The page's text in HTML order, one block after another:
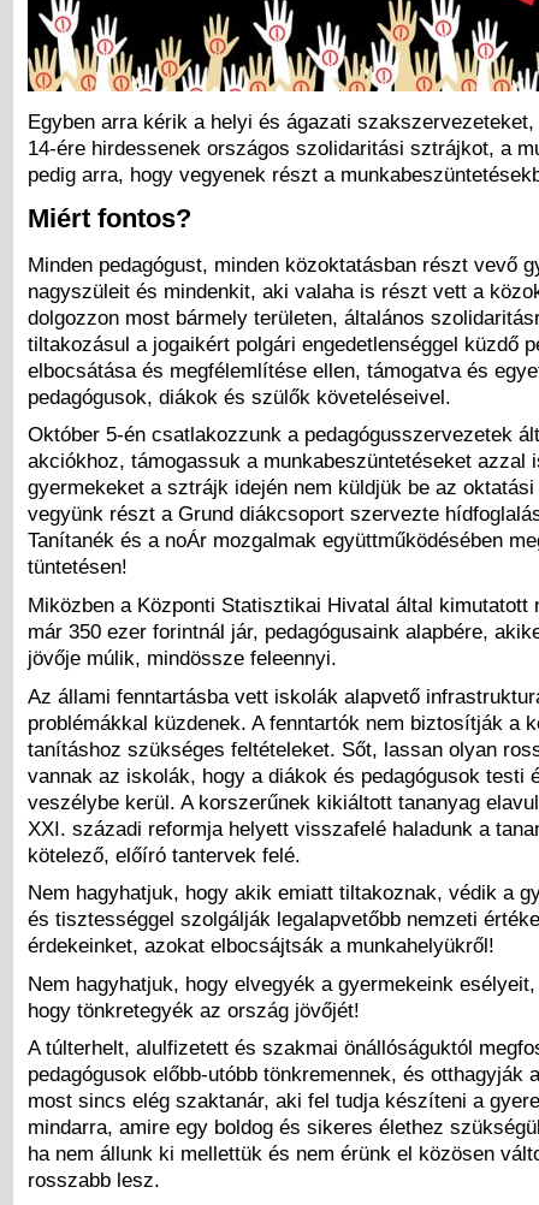
Egyben arra kérik a helyi és ágazati
14-ére hirdessenek országos szolidaritási sztrájkot, a
pedig arra, hogy vegyenek részt a
Miért fontos?
Minden pedagógust, minden közoktatásban részt vevő
nagyszüleit és mindenkit, aki valaha is részt vett a
dolgozzon most bármely területen, általános
tiltakozásul a jogaikért polgári engedetlenséggel küzdő
elbocsátása és megfélemlítése ellen, támogatva és
pedagógusok, diákok és szülők követeléseivel.
Október 5-én csatlakozzunk a pedagógusszervezetek
akciókhoz, támogassuk a munkabeszüntetéseket azzal
gyermekeket a sztrájk idején nem küldjük be az
vegyünk részt a Grund diákcsoport szervezte
Tanítanék és a noÁr mozgalmak együttműködésében
tüntetésen!
Miközben a Központi Statisztikai Hivatal által kimutatott
már 350 ezer forintnál jár, pedagógusaink alapbére,
jövője múlik, mindössze feleennyi.
Az állami fenntartásba vett iskolák alapvető
problémákkal küzdenek. A fenntartók nem biztosítják a
tanításhoz szükséges feltételeket. Sőt, lassan olyan
vannak az iskolák, hogy a diákok és pedagógusok testi
veszélybe kerül. A korszerűnek kikiáltott tananyag
XXI. századi reformja helyett visszafelé haladunk a
kötelező, előíró tantervek felé.
Nem hagyhatjuk, hogy akik emiatt tiltakoznak, védik a
és tisztességgel szolgálják legalapvetőbb nemzeti
érdekeinket, azokat elbocsájtsák a munkahelyükről!
Nem hagyhatjuk, hogy elvegyék a gyermekeink
hogy tönkretegyék az ország jövőjét!
A túlterhelt, alulfizetett és szakmai önállóságuktól
pedagógusok előbb-utóbb tönkremennek, és otthagyják
most sincs elég szaktanár, aki fel tudja készíteni a
mindarra, amire egy boldog és sikeres élethez
ha nem állunk ki mellettük és nem érünk el közösen
rosszabb lesz.